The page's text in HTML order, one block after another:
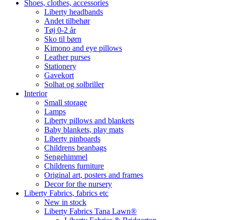
Shoes, clothes, accessories
Liberty headbands
Andet tilbehør
Tøj 0-2 år
Sko til børn
Kimono and eye pillows
Leather purses
Stationery
Gavekort
Solhat og solbriller
Interior
Small storage
Lamps
Liberty pillows and blankets
Baby blankets, play mats
Liberty pinboards
Childrens beanbags
Sengehimmel
Childrens furniture
Original art, posters and frames
Decor for the nursery
Liberty Fabrics, fabrics etc
New in stock
Liberty Fabrics Tana Lawn®